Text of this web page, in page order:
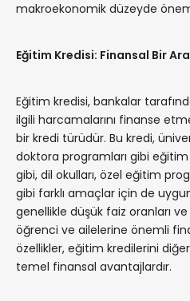
makroekonomik düzeyde
Eğitim Kredisi: Finansal Bir
Eğitim kredisi, bankalar
ilgili harcamalarını finanse
bir kredi türüdür. Bu kredi,
doktora programları gibi
gibi, dil okulları, özel eğitim
gibi farklı amaçlar için de
genellikle düşük faiz oranları
öğrenci ve ailelerine önemli
özellikler, eğitim kredilerini
temel finansal avantajlardır.